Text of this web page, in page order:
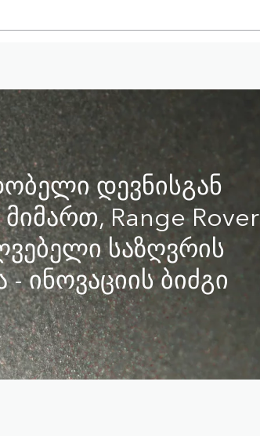
დევნისგან
Range Rover
საზღვრის
ინოვაციის ბიძგი